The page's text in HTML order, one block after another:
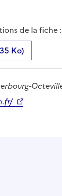
de la fiche :
Ko)